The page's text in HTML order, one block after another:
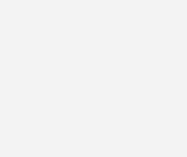
Was kommt 2026?